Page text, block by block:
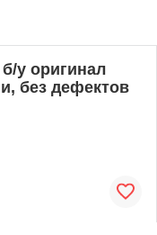
у оригинал
без дефектов